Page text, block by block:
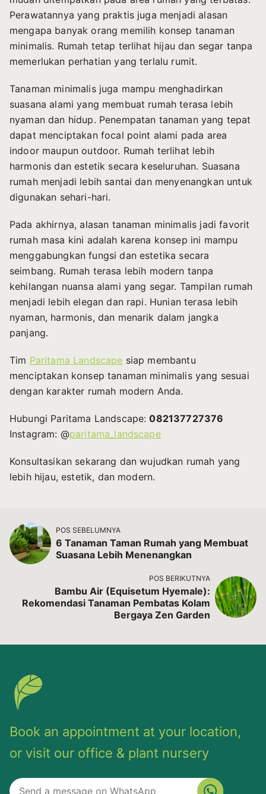
Perawatannya yang praktis juga menjadi alasan
mengapa banyak orang memilih konsep tanaman
minimalis. Rumah tetap terlihat hijau dan segar tanpa
memerlukan perhatian yang terlalu rumit.
Tanaman minimalis juga mampu menghadirkan
suasana alami yang membuat rumah terasa lebih
nyaman dan hidup. Penempatan tanaman yang tepat
dapat menciptakan focal point alami pada area
indoor maupun outdoor. Rumah terlihat lebih
harmonis dan estetik secara keseluruhan. Suasana
rumah menjadi lebih santai dan menyenangkan untuk
digunakan sehari-hari.
Pada akhirnya, alasan tanaman minimalis jadi favorit
rumah masa kini adalah karena konsep ini mampu
menggabungkan fungsi dan estetika secara
seimbang. Rumah terasa lebih modern tanpa
kehilangan nuansa alami yang segar. Tampilan rumah
menjadi lebih elegan dan rapi. Hunian terasa lebih
nyaman, harmonis, dan menarik dalam jangka
panjang.
Tim Paritama Landscape siap membantu
menciptakan konsep tanaman minimalis yang sesuai
dengan karakter rumah modern Anda.
Hubungi Paritama Landscape:082137727376
Instagram: @paritama_landscape
Konsultasikan sekarang dan wujudkan rumah yang
lebih hijau, estetik, dan modern.
POS SEBELUMNYA
6 Tanaman Taman Rumah yang Membuat
Suasana Lebih Menenangkan
POS BERIKUTNYA
Bambu Air (Equisetum Hyemale):
Rekomendasi Tanaman Pembatas Kolam
Bergaya Zen Garden
Book an appointment at your location,
or visit our office & plant nursery